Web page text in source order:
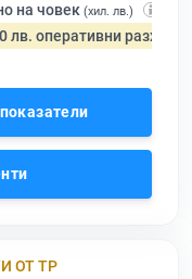
на човек (хил. лв.)
лв. оперативни разходи
ОТ ТР